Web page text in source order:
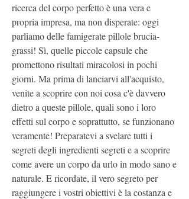
ricerca del corpo perfetto è una vera e
propria impresa, ma non disperate: oggi
parliamo delle famigerate pillole brucia-
grassi! Sì, quelle piccole capsule che
promettono risultati miracolosi in pochi
giorni. Ma prima di lanciarvi all'acquisto,
venite a scoprire con noi cosa c'è davvero
dietro a queste pillole, quali sono i loro
effetti sul corpo e soprattutto, se funzionano
veramente! Preparatevi a svelare tutti i
segreti degli ingredienti segreti e a scoprire
come avere un corpo da urlo in modo sano e
naturale. E ricordate, il vero segreto per
raggiungere i vostri obiettivi è la costanza e